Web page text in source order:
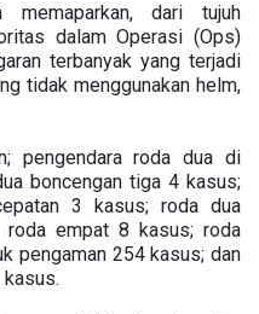
dari tujuh
dalam Operasi (Ops)
terbanyak yang terjadi
tidak menggunakan helm,
pengendara roda dua di
boncengan tiga 4 kasus;
3 kasus; roda dua
empat 8 kasus; roda
pengaman 254 kasus; dan